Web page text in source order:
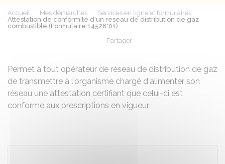
Accueil Mes démarches
Services en ligne et formulaires
Attestation de conformité d'un réseau de distribution de gaz
combustible (Formulaire 14528*01)
Partager
Permet à tout opérateur de réseau de distribution de gaz
de transmettre à l'organisme chargé d'alimenter son
réseau une attestation certifiant que celui-ci est
conforme aux prescriptions en vigueur